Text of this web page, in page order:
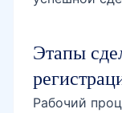
Этапы
Рабочий